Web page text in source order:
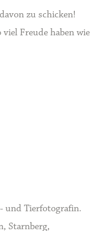
zu schicken!
Freude haben wie
und Tierfotografin.
Starnberg,